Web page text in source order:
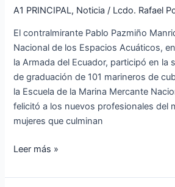
A1 PRINCIPAL, Noticia / Lcdo. Rafael
El contralmirante Pablo Pazmiño
Nacional de los Espacios Acuáticos,
la Armada del Ecuador, participó en la
de graduación de 101 marineros de
la Escuela de la Marina Mercante
felicitó a los nuevos profesionales del
mujeres que culminan
Escuela
la
Marina
Mercante
Nacional
Leer más »